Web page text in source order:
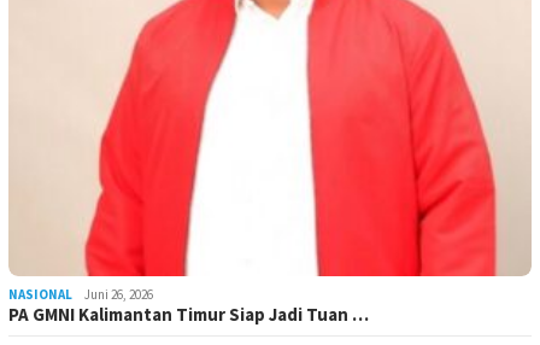
NASIONAL Juni 26, 2026
PA GMNI Kalimantan Timur Siap Jadi Tuan …